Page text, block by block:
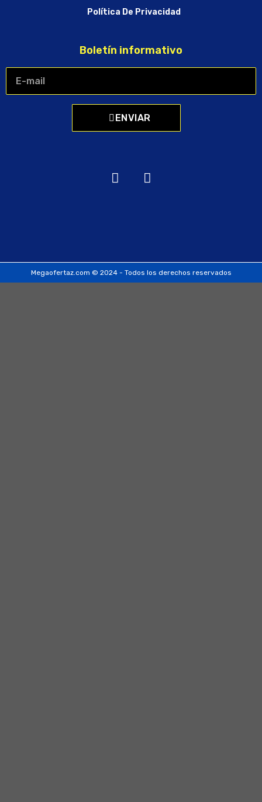
Política De Privacidad
Boletín informativo
ENVIAR
Megaofertaz.com © 2024 - Todos los derechos reservados